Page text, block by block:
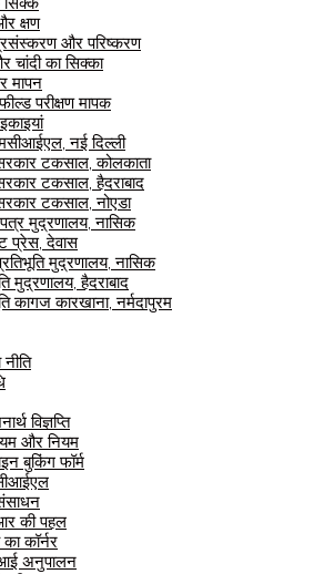
क्षण
और परिष्करण
चांदी का सिक्का
मापन
परीक्षण मापक
नई दिल्ली
टकसाल, कोलकाता
टकसाल, हैदराबाद
टकसाल, नोएडा
पत्र मुद्रणालय, नासिक
प्रेस, देवास
मुद्रणालय, नासिक
मुद्रणालय, हैदराबाद
कागज कारखाना, नर्मदापुरम
नीति
विज्ञप्ति
और नियम
बुकिंग फॉर्म
की पहल
कॉर्नर
अनुपालन